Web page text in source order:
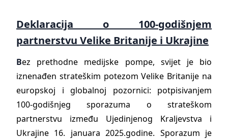
Deklaracija o 100-godišnjem
partnerstvu Velike Britanije i Ukrajine
Bez prethodne medijske pompe, svijet je bio
iznenađen strateškim potezom Velike Britanije na
europskoj i globalnoj pozornici: potpisivanjem
100-godišnjeg sporazuma o strateškom
partnerstvu između Ujedinjenog Kraljevstva i
Ukrajine 16. januara 2025.godine. Sporazum je